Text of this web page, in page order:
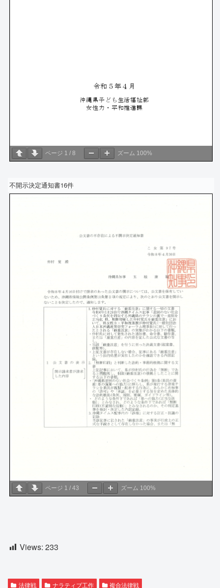
ページ 1 / 8 ズーム 100%
不開示決定通知書16件
ページ 1 / 43 ズーム 100%
Views: 233
法律戦 ナラティブ工作
複合法律戦